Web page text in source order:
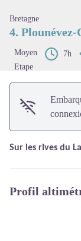
Bretagne
4.
Moyen 7h
Etape
Sur les rives du
Profil